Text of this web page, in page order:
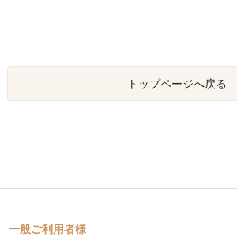
トップページへ戻る
一般ご利用者様